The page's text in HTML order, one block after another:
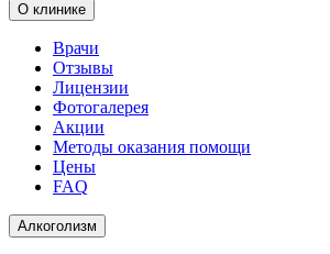
О клинике
Врачи
Отзывы
Лицензии
Фотогалерея
Акции
Методы оказания помощи
Цены
FAQ
Алкоголизм